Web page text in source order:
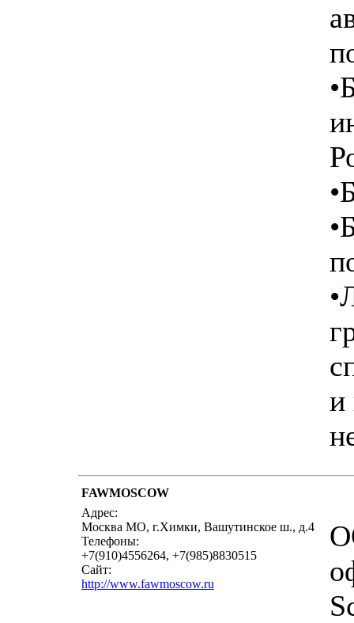
и
FAWMOSCOW
Адрес:
Москва МО, г.Химки, Вашутинское ш., д.4
Телефоны:
+7(910)4556264, +7(985)8830515
Сайт:
http://www.fawmoscow.ru